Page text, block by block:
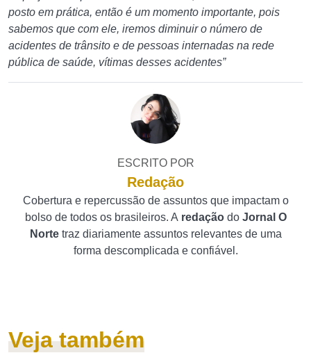
posto em prática, então é um momento importante, pois
sabemos que com ele, iremos diminuir o número de
acidentes de trânsito e de pessoas internadas na rede
pública de saúde, vítimas desses acidentes”
ESCRITO POR
Redação
Cobertura e repercussão de assuntos que impactam o
bolso de todos os brasileiros. A redação do Jornal O
Norte traz diariamente assuntos relevantes de uma
forma descomplicada e confiável.
Veja também